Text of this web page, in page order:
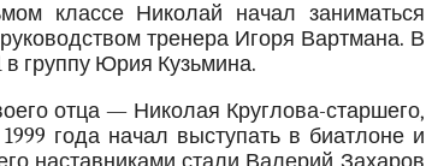
классе Николай начал заниматься
тренера Игоря Вартмана. В
группу Юрия Кузьмина.
отца — Николая Круглова-старшего,
года начал выступать в биатлоне и